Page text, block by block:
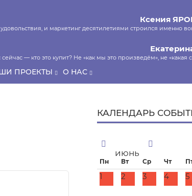
Ксения
и маркетинг десятилетиями строился именно
— кто это купит? Не «как мы это произведём», не «какая
ПРОЕКТЫ О НАС
КАЛЕНДАРЬ
июнь
Пн Вт Ср Чт
1 2 3 4 5